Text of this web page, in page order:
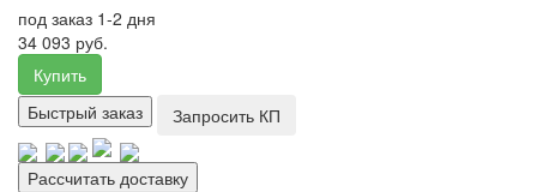
под заказ 1-2 дня
34 093 руб.
Купить
Быстрый заказ
Запросить КП
Рассчитать доставку